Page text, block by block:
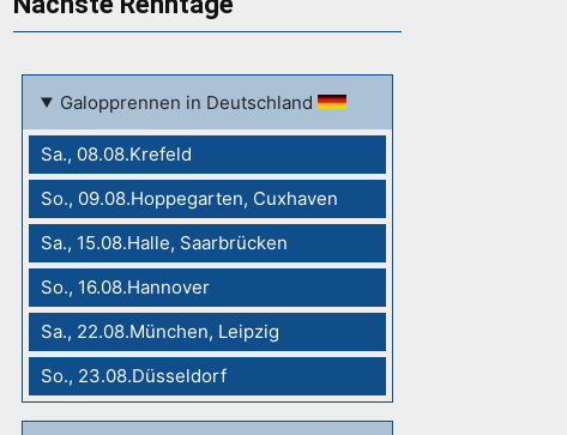
Galopprennen in Deutschland
Sa., 08.08.Krefeld
So., 09.08.Hoppegarten, Cuxhaven
Sa., 15.08.Halle, Saarbrücken
So., 16.08.Hannover
Sa., 22.08.München, Leipzig
So., 23.08.Düsseldorf